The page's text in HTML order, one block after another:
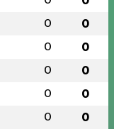
0 0
0 0
0 0
0 0
0 0